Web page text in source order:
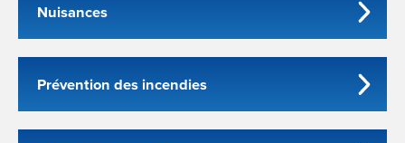
Nuisances
Prévention des incendies